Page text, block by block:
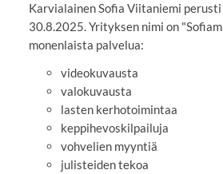
Karvialainen Sofia Viitaniemi
30.8.2025. Yrityksen nimi on
monenlaista palvelua:
videokuvausta
valokuvausta
lasten kerhotoimintaa
keppihevoskilpailuja
vohvelien myyntiä
julisteiden tekoa